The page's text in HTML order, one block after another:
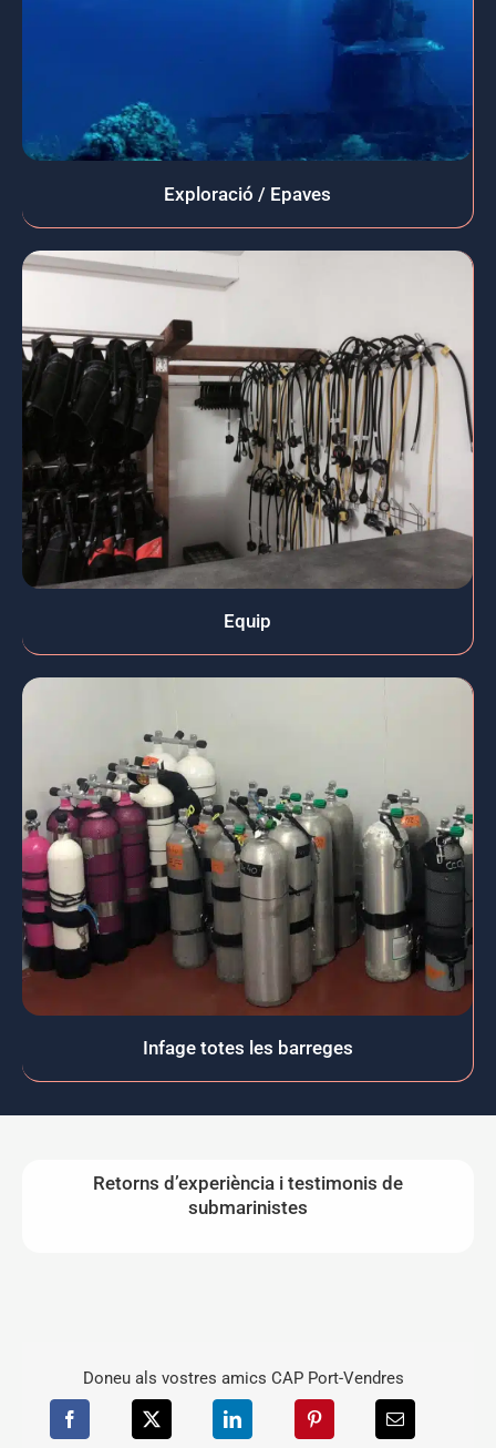
Exploració / Epaves
Equip
Infage totes les barreges
Retorns d’experiència i testimonis de
submarinistes
Doneu als vostres amics CAP Port-Vendres